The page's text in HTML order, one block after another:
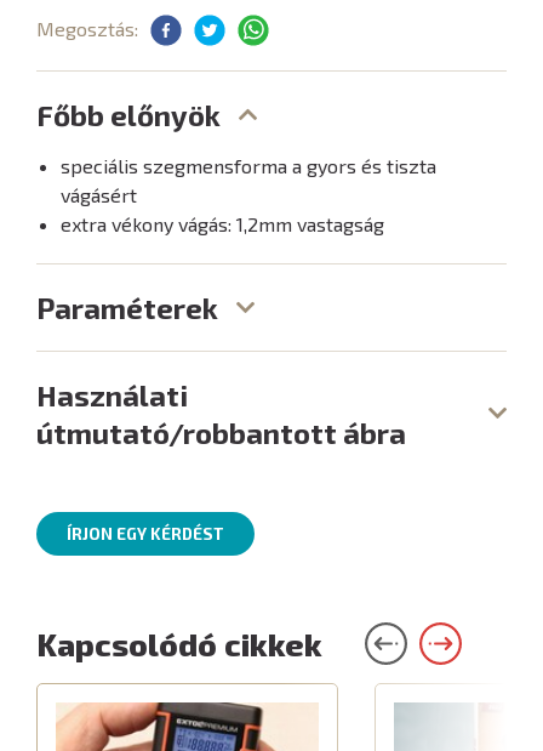
Megosztás:
Főbb előnyök
speciális szegmensforma a gyors és tiszta
vágásért
extra vékony vágás: 1,2mm vastagság
Paraméterek
Használati
útmutató/robbantott ábra
ÍRJON EGY KÉRDÉST
Kapcsolódó cikkek